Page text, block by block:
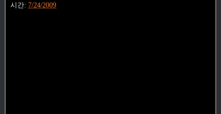
시간: 7/24/2009